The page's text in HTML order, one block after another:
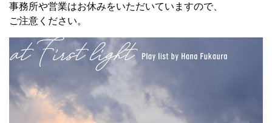
事務所や営業はお休みをいただいていますので、
ご注意ください。